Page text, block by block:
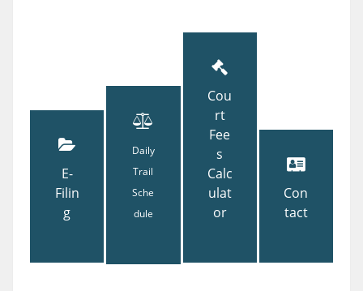
E-
Filin
g
Daily
Trail
Sche
dule
Cou
rt
Fee
s
Calc
ulat
or
Con
tact